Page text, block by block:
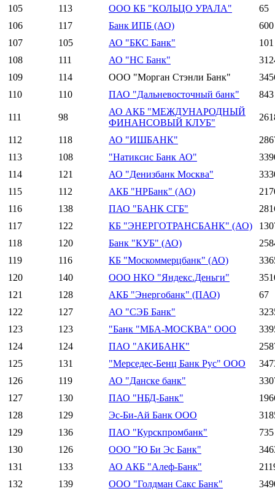
105
113 ООО КБ "КОЛЬЦО УРАЛА"
65
106
117 Банк ИПБ (АО)
600
107
105 АО "БКС Банк"
101
108
111 АО "НС Банк"
109
114 ООО "Морган Стэнли Банк"
110
110 ПАО "Дальневосточный банк" 843
111 98
АО АКБ "МЕЖДУНАРОДНЫЙ
ФИНАНСОВЫЙ КЛУБ"
112 118 АО "ИШБАНК"
113
108 "Натиксис Банк АО"
114
121 АО "Денизбанк Москва"
115
112 АКБ "НРБанк" (АО)
116
138 ПАО "БАНК СГБ"
117
122 КБ "ЭНЕРГОТРАНСБАНК" (АО)
118
120 Банк "КУБ" (АО)
119
116 КБ "Москоммерцбанк" (АО)
120
140 ООО НКО "Яндекс.Деньги"
121
128 АКБ "Энергобанк" (ПАО)
67
122
127 АО "СЭБ Банк"
123
123 "Банк "МБА-МОСКВА" ООО
124
124 ПАО "АКИБАНК"
125
131 "Мерседес-Бенц Банк Рус" ООО
126
119 АО "Данске банк"
127
130 ПАО "НБД-Банк"
128
129 Эс-Би-Ай Банк ООО
129
136 ПАО "Курскпромбанк"
735
130
126 ООО "Ю Би Эс Банк"
131
133 АО АКБ "Алеф-Банк"
132
139 ООО "Голдман Сакс Банк"